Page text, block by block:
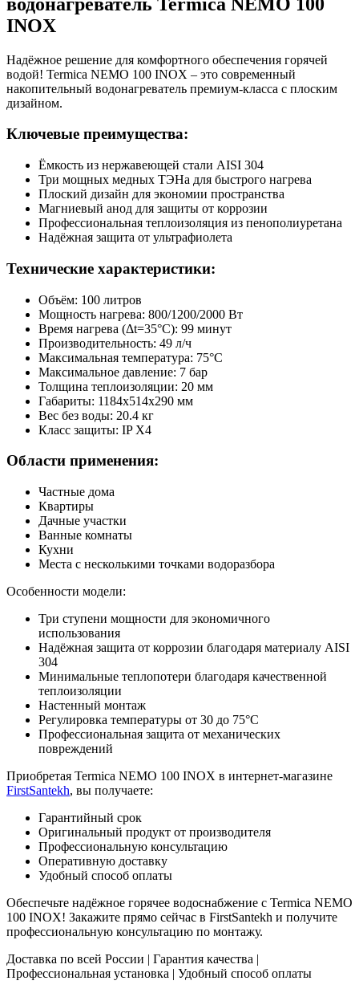
INOX
Надёжное решение для комфортного обеспечения горячей
водой! Termica NEMO 100 INOX – это современный
накопительный водонагреватель премиум-класса с плоским
дизайном.
Ключевые преимущества:
Ёмкость из нержавеющей стали AISI 304
Три мощных медных ТЭНа для быстрого нагрева
Плоский дизайн для экономии пространства
Магниевый анод для защиты от коррозии
Профессиональная теплоизоляция из пенополиуретана
Надёжная защита от ультрафиолета
Технические характеристики:
Объём: 100 литров
Мощность нагрева: 800/1200/2000 Вт
Время нагрева (Δt=35°C): 99 минут
Производительность: 49 л/ч
Максимальная температура: 75°С
Максимальное давление: 7 бар
Толщина теплоизоляции: 20 мм
Габариты: 1184х514х290 мм
Вес без воды: 20.4 кг
Класс защиты: IP X4
Области применения:
Частные дома
Квартиры
Дачные участки
Ванные комнаты
Кухни
Места с несколькими точками водоразбора
Особенности модели:
Три ступени мощности для экономичного
использования
Надёжная защита от коррозии благодаря материалу AISI
304
Минимальные теплопотери благодаря качественной
теплоизоляции
Настенный монтаж
Регулировка температуры от 30 до 75°С
Профессиональная защита от механических
повреждений
Приобретая Termica NEMO 100 INOX в интернет-магазине
FirstSantekh, вы получаете:
Гарантийный срок
Оригинальный продукт от производителя
Профессиональную консультацию
Оперативную доставку
Удобный способ оплаты
Обеспечьте надёжное горячее водоснабжение с Termica NEMO
100 INOX! Закажите прямо сейчас в FirstSantekh и получите
профессиональную консультацию по монтажу.
Доставка по всей России | Гарантия качества |
Профессиональная установка | Удобный способ оплаты